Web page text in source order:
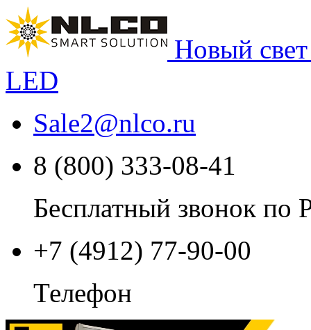
Новый
LED
Sale2@nlco.ru
8 (800) 333-08-41
Бесплатный звонок по
+7 (4912) 77-90-00
Телефон